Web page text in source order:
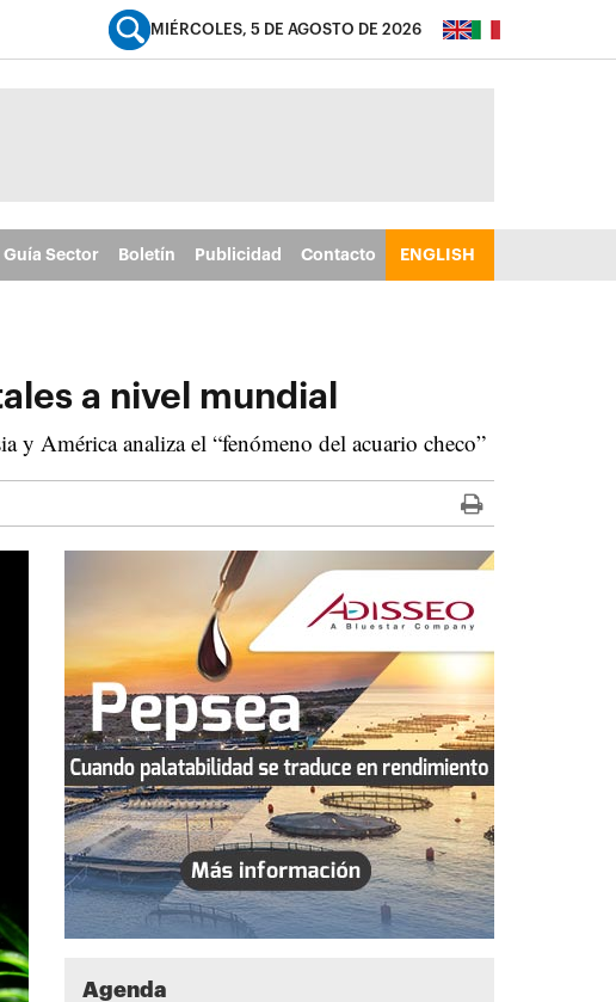
MIÉRCOLES, 5 DE AGOSTO DE 2026
Guía Sector Boletín Publicidad Contacto ENGLISH
a nivel mundial
y América analiza el “fenómeno del acuario checo”
Agenda